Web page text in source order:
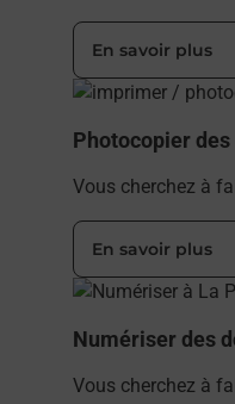
En savoir plus
En savoir plus
Photocopier
Vous cherchez à
En savoir plus
En savoir plus
Numériser des
Vous cherchez à